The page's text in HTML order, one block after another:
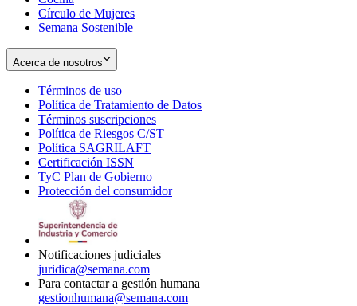
Círculo de Mujeres
Semana Sostenible
Acerca de nosotros
Términos de uso
in
new
window
Política de Tratamiento de Datos
Términos suscripciones
in
Política de Riesgos C/ST
Política SAGRILAFT
new
window
Certificación ISSN
in
new
TyC Plan de Gobierno
in
Protección del consumidorOpens
Notificaciones judiciales
juridica@semana.com
Para contactar a gestión humana
gestionhumana@semana.com